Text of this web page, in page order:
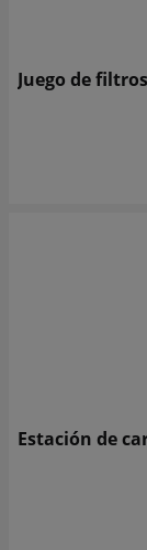
Juego de
Estación de